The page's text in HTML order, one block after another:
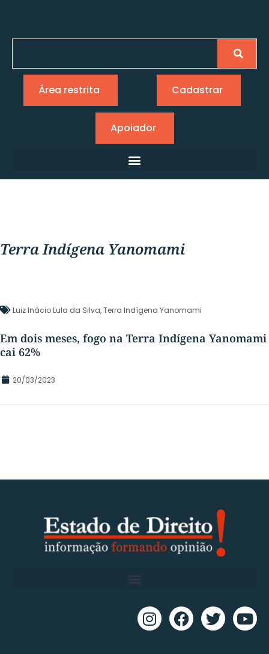
Área restrita Cadastrar
Apoiador
Terra Indígena Yanomami
Luiz Inácio Lula da Silva,Terra Indígena Yanomami
Em dois meses, fogo na Terra Indígena Yanomami
cai 62%
20/03/2023